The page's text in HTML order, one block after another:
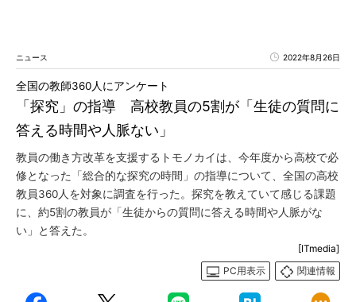
ニュース 2022年8月26日
「探究」の指導 高校教員の5割が「生徒の質問に
答える時間や人脈ない」
全国の教師360人にアンケート
教員の働き方改革を支援するトモノカイは、今年度から高校で必
修となった「総合的な探究の時間」の指導について、全国の高校
教員360人を対象に調査を行った。探究を教えていて感じる課題
に、約5割の教員が「生徒からの質問に答える時間や人脈がな
い」と答えた。
[ITmedia]
PC用表示
関連情報